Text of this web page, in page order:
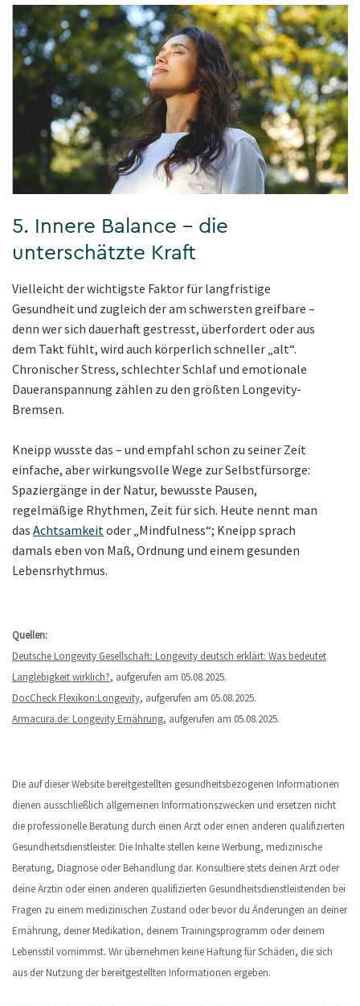
5. Innere Balance – die
unterschätzte Kraft
Vielleicht der wichtigste Faktor für langfristige
Gesundheit und zugleich der am schwersten greifbare –
denn wer sich dauerhaft gestresst, überfordert oder aus
dem Takt fühlt, wird auch körperlich schneller „alt“.
Chronischer Stress, schlechter Schlaf und emotionale
Daueranspannung zählen zu den größten Longevity-
Bremsen.
Kneipp wusste das – und empfahl schon zu seiner Zeit
einfache, aber wirkungsvolle Wege zur Selbstfürsorge:
Spaziergänge in der Natur, bewusste Pausen,
regelmäßige Rhythmen, Zeit für sich. Heute nennt man
das Achtsamkeit oder „Mindfulness“; Kneipp sprach
damals eben von Maß, Ordnung und einem gesunden
Lebensrhythmus.
Quellen:
Deutsche Longevity Gesellschaft: Longevity deutsch erklärt: Was bedeutet
Langlebigkeit wirklich?, aufgerufen am 05.08.2025.
DocCheck Flexikon:Longevity, aufgerufen am 05.08.2025.
Armacura.de: Longevity Ernährung, aufgerufen am 05.08.2025.
Die auf dieser Website bereitgestellten gesundheitsbezogenen Informationen
dienen ausschließlich allgemeinen Informationszwecken und ersetzen nicht
die professionelle Beratung durch einen Arzt oder einen anderen qualifizierten
Gesundheitsdienstleister. Die Inhalte stellen keine Werbung, medizinische
Beratung, Diagnose oder Behandlung dar. Konsultiere stets deinen Arzt oder
deine Ärztin oder einen anderen qualifizierten Gesundheitsdienstleistenden bei
Fragen zu einem medizinischen Zustand oder bevor du Änderungen an deiner
Ernährung, deiner Medikation, deinem Trainingsprogramm oder deinem
Lebensstil vornimmst. Wir übernehmen keine Haftung für Schäden, die sich
aus der Nutzung der bereitgestellten Informationen ergeben.